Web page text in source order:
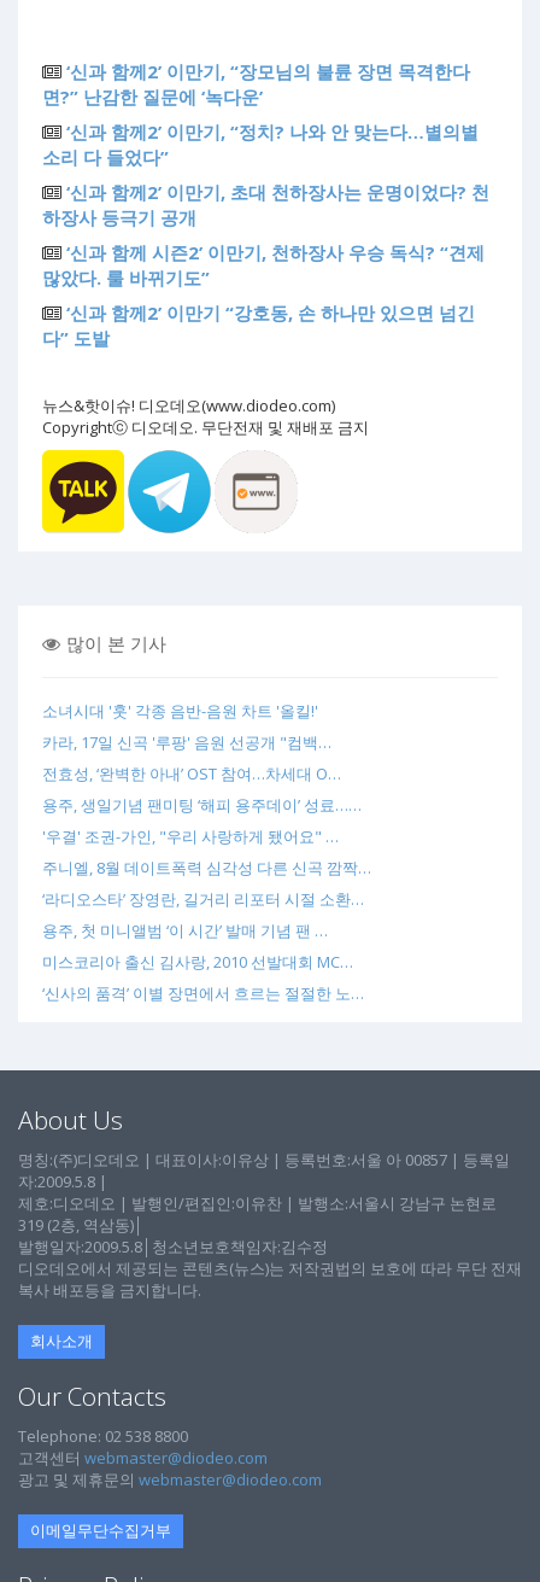
‘신과 함께2’ 이만기, “장모님의 불륜 장면 목격한다
면?” 난감한 질문에 ‘녹다운’
‘신과 함께2’ 이만기, “정치? 나와 안 맞는다…별의별
소리 다 들었다”
‘신과 함께2’ 이만기, 초대 천하장사는 운명이었다? 천
하장사 등극기 공개
‘신과 함께 시즌2’ 이만기, 천하장사 우승 독식? “견제
많았다. 룰 바뀌기도”
‘신과 함께2’ 이만기 “강호동, 손 하나만 있으면 넘긴
다” 도발
뉴스&핫이슈! 디오데오(www.diodeo.com)
Copyrightⓒ 디오데오. 무단전재 및 재배포 금지
많이 본 기사
소녀시대 '훗' 각종 음반-음원 차트 '올킬!'
카라, 17일 신곡 '루팡' 음원 선공개 "컴백…
전효성, ‘완벽한 아내’ OST 참여…차세대 O…
용주, 생일기념 팬미팅 ‘해피 용주데이’ 성료……
'우결' 조권-가인, "우리 사랑하게 됐어요" …
주니엘, 8월 데이트폭력 심각성 다른 신곡 깜짝…
‘라디오스타’ 장영란, 길거리 리포터 시절 소환…
용주, 첫 미니앨범 ‘이 시간’ 발매 기념 팬 …
미스코리아 출신 김사랑, 2010 선발대회 MC…
‘신사의 품격’ 이별 장면에서 흐르는 절절한 노…
About Us
명칭:(주)디오데오 | 대표이사:이유상 | 등록번호:서울 아 00857 | 등록일
자:2009.5.8 |
제호:디오데오 | 발행인/편집인:이유찬 | 발행소:서울시 강남구 논현로
319 (2층, 역삼동)│
발행일자:2009.5.8│청소년보호책임자:김수정
디오데오에서 제공되는 콘텐츠(뉴스)는 저작권법의 보호에 따라 무단 전재
복사 배포등을 금지합니다.
회사소개
Our Contacts
Telephone: 02 538 8800
고객센터 webmaster@diodeo.com
광고 및 제휴문의 webmaster@diodeo.com
이메일무단수집거부